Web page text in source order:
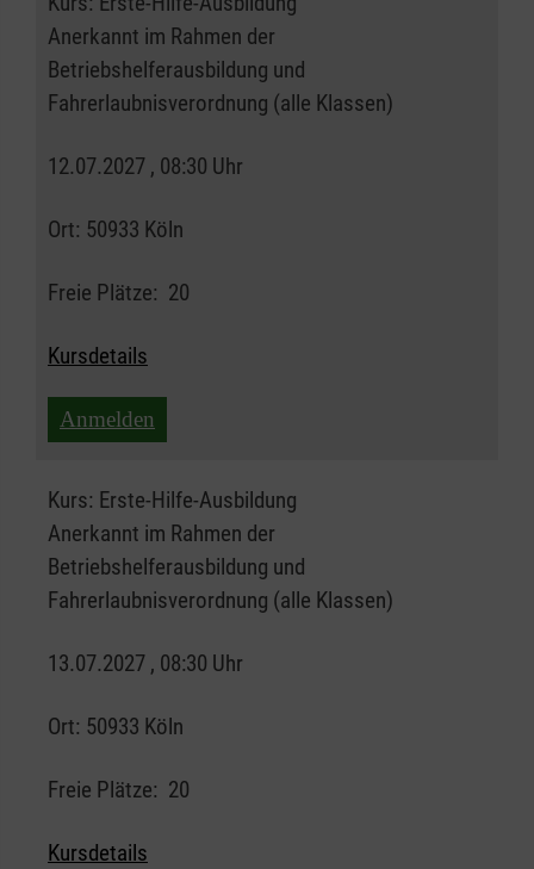
Anerkannt im Rahmen der
Betriebshelferausbildung und
Fahrerlaubnisverordnung (alle Klassen)
12.07.2027 , 08:30 Uhr
Ort: 50933 Köln
Freie Plätze: 20
Kursdetails
Anmelden
Kurs: Erste-Hilfe-Ausbildung
Anerkannt im Rahmen der
Betriebshelferausbildung und
Fahrerlaubnisverordnung (alle Klassen)
13.07.2027 , 08:30 Uhr
Ort: 50933 Köln
Freie Plätze: 20
Kursdetails